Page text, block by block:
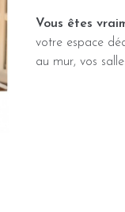
Vous êtes
votre espace
au mur, vos